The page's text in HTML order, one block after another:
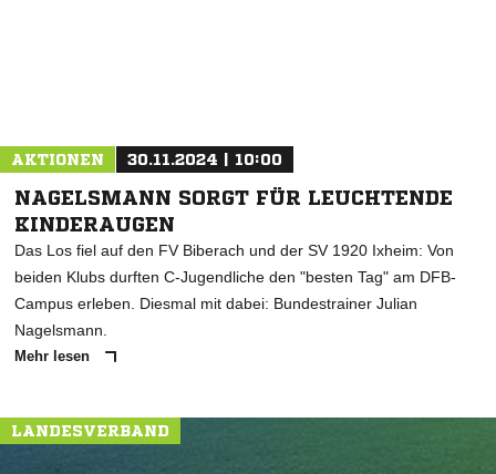
AKTIONEN 30.11.2024 | 10:00
NAGELSMANN SORGT FÜR LEUCHTENDE
KINDERAUGEN
Das Los fiel auf den FV Biberach und der SV 1920 Ixheim: Von
beiden Klubs durften C-Jugendliche den "besten Tag" am DFB-
Campus erleben. Diesmal mit dabei: Bundestrainer Julian
Nagelsmann.
Mehr lesen
LANDESVERBAND